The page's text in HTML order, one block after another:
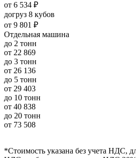
от 6 534 ₽
догруз 8 кубов
от 9 801 ₽
Отдельная машина
до 2 тонн
от 22 869
до 3 тонн
от 26 136
до 5 тонн
от 29 403
до 10 тонн
от 40 838
до 20 тонн
от 73 508
*Стоимость указана без учета НДС,